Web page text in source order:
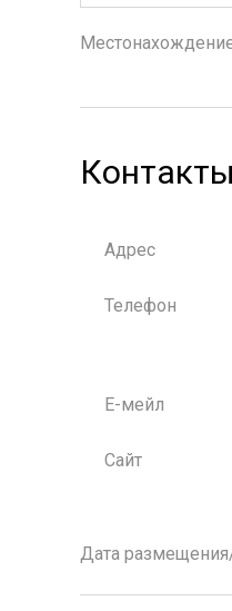
Контакты
Адрес
Телефон
Е-мейл
Сайт
Дата